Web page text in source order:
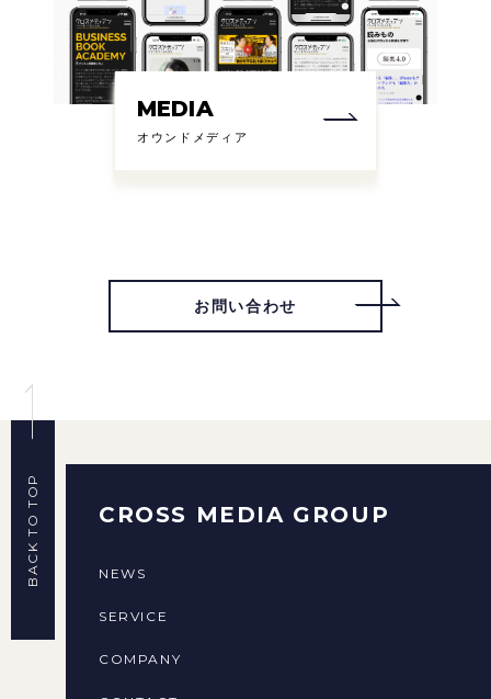
MEDIA
オウンドメディア
お問い合わせ
BACK TO TOP CROSS MEDIA GROUP
NEWS
SERVICE
COMPANY